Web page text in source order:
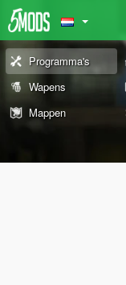
Programma's
Wapens
Mappen